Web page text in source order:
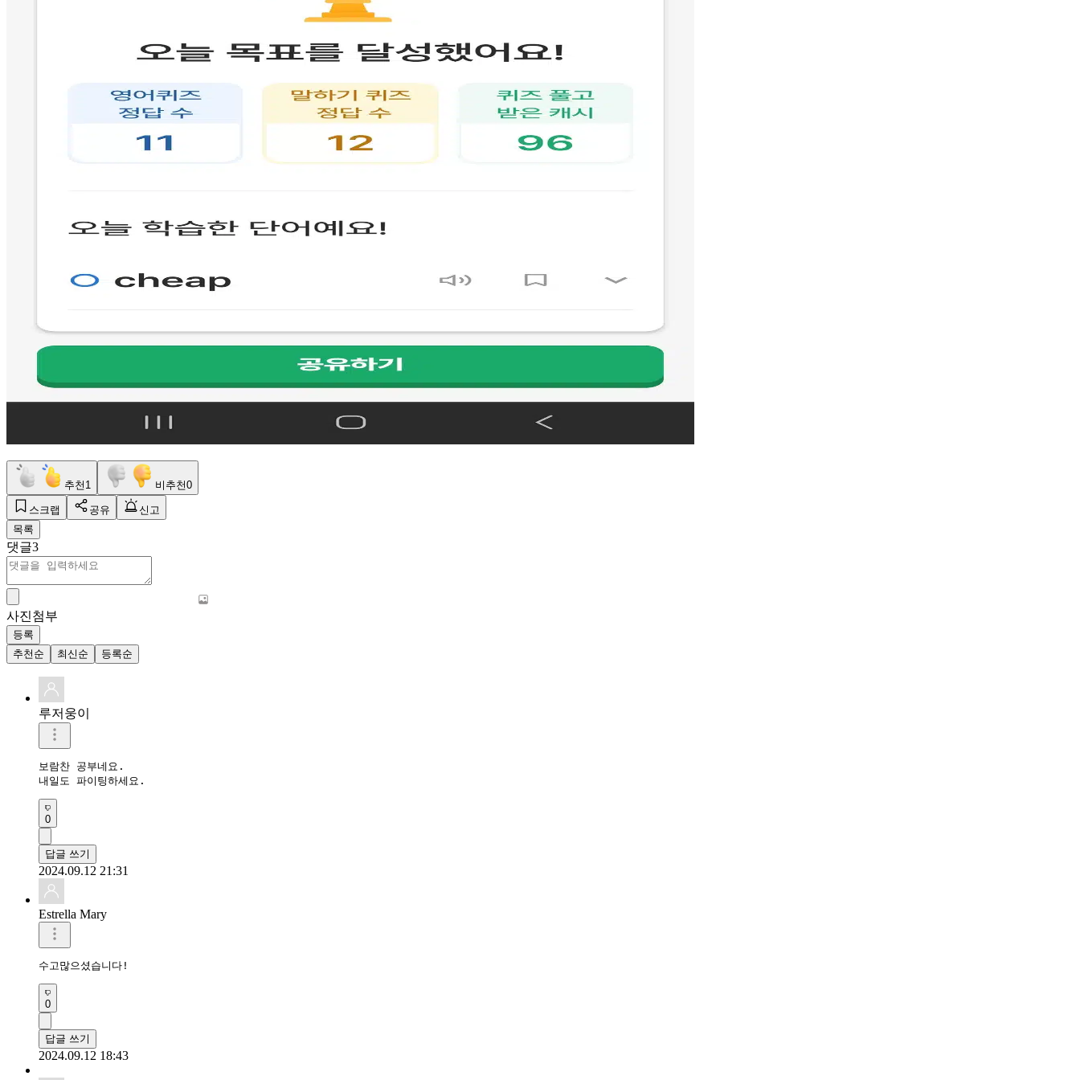
추천 1 비추천0
스크랩 공유
신고
목록
댓글3
사진첨부
등록
추천순
최신순 등록순
루저웅이
보람찬 공부네요.
내일도 파이팅하세요.
0
답글 쓰기
2024.09.12 21:31
Estrella Mary
수고많으셨습니다!
0
답글 쓰기
2024.09.12 18:43